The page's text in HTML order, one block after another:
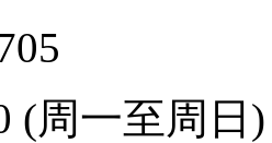
(周一至周日)